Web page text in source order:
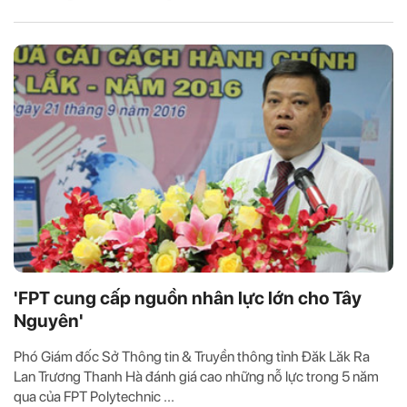
'FPT cung cấp nguồn nhân lực lớn cho Tây
Nguyên'
Phó Giám đốc Sở Thông tin & Truyền thông tỉnh Đăk Lăk Ra
Lan Trương Thanh Hà đánh giá cao những nỗ lực trong 5 năm
qua của FPT Polytechnic ...